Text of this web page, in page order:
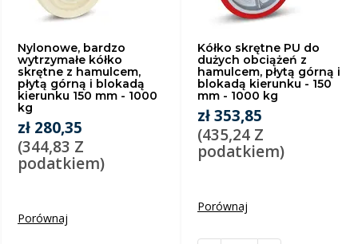
Nylonowe, bardzo
wytrzymałe kółko
skrętne z hamulcem,
płytą górną i blokadą
kierunku 150 mm - 1000
kg
zł 280,35
(344,83 Z
podatkiem)
Porównaj
Kółko skrętne PU do
dużych obciążeń z
hamulcem, płytą górną i
blokadą kierunku - 150
mm - 1000 kg
zł 353,85
(435,24 Z
podatkiem)
Porównaj